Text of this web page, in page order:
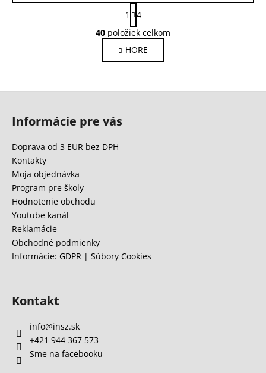
O
v
l
á
a
s
S
t
r
á
n
k
1
4
40 položiek celkom
HORE
Informácie pre vás
Doprava od 3 EUR bez DPH
Kontakty
Moja objednávka
Program pre školy
Hodnotenie obchodu
Youtube kanál
Reklamácie
Obchodné podmienky
Informácie: GDPR | Súbory Cookies
Kontakt
info@insz.sk
+421 944 367 573
Sme na facebooku